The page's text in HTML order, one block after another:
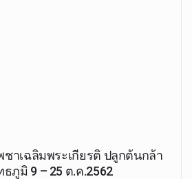
ชาเฉลิมพระเกียรติ ปลูกต้นกล้า
มิ 9 – 25 ต.ค.2562